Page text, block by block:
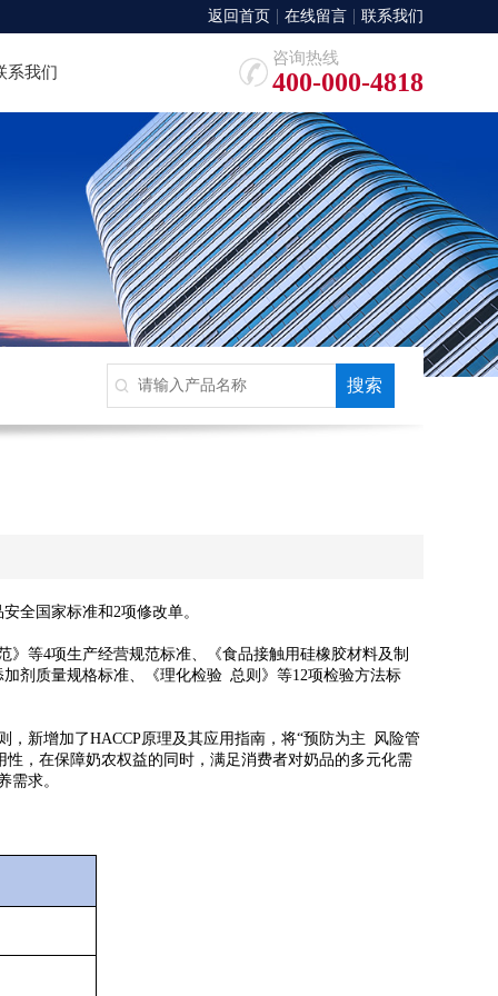
返回首页 在线留言 联系我们
系我们
咨询热线
400-000-4818
全国家标准和2项修改单。
等4项生产经营规范标准、《食品接触用硅橡胶材料及制
剂质量规格标准、《理化检验 总则》等12项检验方法标
新增加了HACCP原理及其应用指南，将“预防为主 风险管
，在保障奶农权益的同时，满足消费者对奶品的多元化需
需求。